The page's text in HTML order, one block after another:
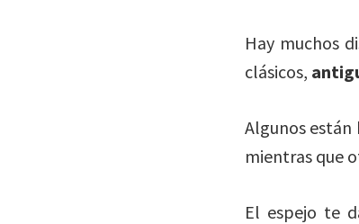
Hay muchos
clásicos,
Algunos
mientras que
El espejo te